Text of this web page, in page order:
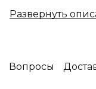
по краю, что
интерьер.
Вопросы